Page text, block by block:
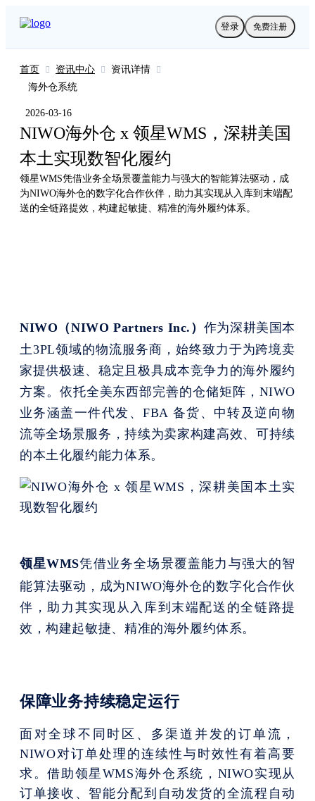
登录 免费注册
首页  资讯中心  资讯详情 
海外仓系统
2026-03-16
NIWO海外仓 x 领星WMS，深耕美国
本土实现数智化履约
领星WMS凭借业务全场景覆盖能力与强大的智能算法驱动，成
为NIWO海外仓的数字化合作伙伴，助力其实现从入库到末端配
送的全链路提效，构建起敏捷、精准的海外履约体系。
NIWO（NIWO Partners Inc. ） 作为深耕美国本
土3PL领域的物流服务商，始终致力于为跨境卖
家提供极速、稳定且极具成本竞争力的海外履约
方案。依托全美东西部完善的仓储矩阵，NIWO
业务涵盖一件代发、FBA 备货、中转及逆向物
流等全场景服务，持续为卖家构建高效、可持续
的本土化履约能力体系。
领星WMS凭借业务全场景覆盖能力与强大的智
能算法驱动，成为NIWO海外仓的数字化合作伙
伴，助力其实现从入库到末端配送的全链路提
效，构建起敏捷、精准的海外履约体系。
保障业务持续稳定运行
面对全球不同时区、多渠道并发的订单流，
NIWO对订单处理的连续性与时效性有着高要
求。借助领星WMS海外仓系统，NIWO实现从
订单接收、智能分配到自动发货的全流程自动